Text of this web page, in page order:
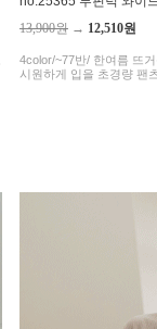
13,900원 → 12,510원
4color/~77반/ 한여름 뜨
시원하게 입을 초경량 팬